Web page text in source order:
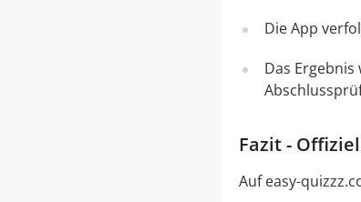
Die App
Das
Fazit -
Auf easy-